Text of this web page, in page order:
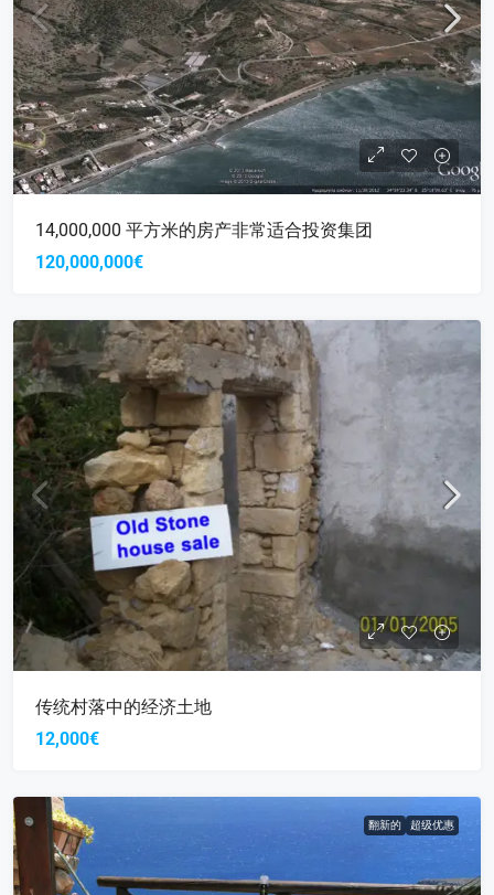
14,000,000 平方米的房产非常适合投资集团
120,000,000€
传统村落中的经济土地
12,000€
翻新的 超级优惠